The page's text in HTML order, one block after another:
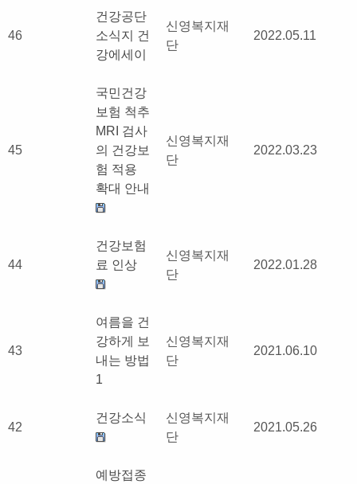
46
건강공단
소식지 건
강에세이
신영복지재
단
2022.05.11
45
국민건강
보험 척추
MRI 검사
의 건강보
험 적용
확대 안내
신영복지재
단
2022.03.23
44
건강보험
료 인상
신영복지재
단
2022.01.28
43
여름을 건
강하게 보
내는 방법
1
신영복지재
단
2021.06.10
42
건강소식
신영복지재
단
2021.05.26
예방접종